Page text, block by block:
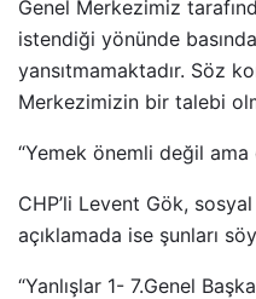
Genel Merkezimiz
istendiği yönünde
yansıtmamaktadır. Söz
Merkezimizin bir talebi
“Yemek önemli değil
CHP’li Levent Gök,
açıklamada ise şunları
“Yanlışlar 1- 7.Genel